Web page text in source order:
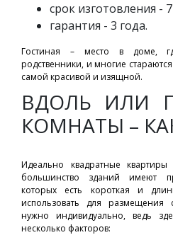
срок изготовления -
гарантия - 3 года.
Гостиная – место в доме,
родственники, и многие
самой красивой и изящной.
ВДОЛЬ ИЛИ
КОМНАТЫ –
Идеально квадратные
большинство зданий имеют
которых есть короткая и
использовать для размещения
нужно индивидуально, ведь
несколько факторов: